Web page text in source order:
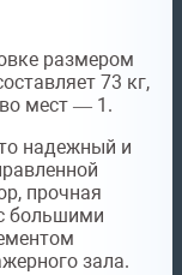
размером
73 кг,
мест — 1.
надежный и
прочная
большими
зала.